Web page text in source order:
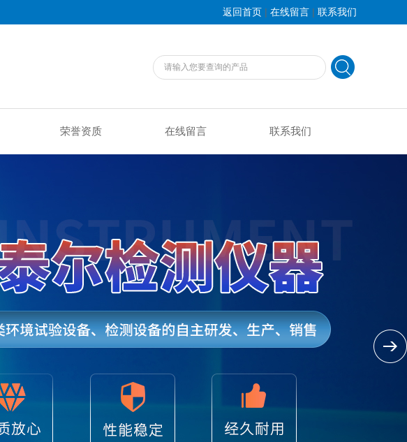
返回首页 | 在线留言 | 联系我们
荣誉资质 在线留言 联系我们